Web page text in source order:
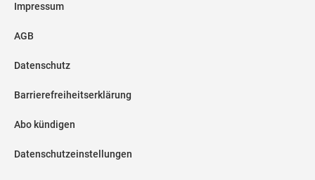
Impressum
AGB
Datenschutz
Barrierefreiheitserklärung
Abo kündigen
Datenschutzeinstellungen